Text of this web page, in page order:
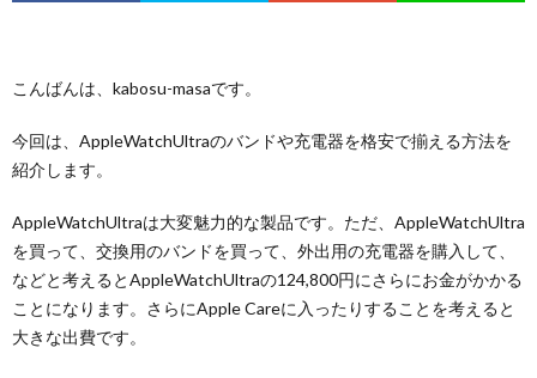
こんばんは、kabosu-masaです。
今回は、AppleWatchUltraのバンドや充電器を格安で揃える方法を
紹介します。
AppleWatchUltraは大変魅力的な製品です。ただ、AppleWatchUltra
を買って、交換用のバンドを買って、外出用の充電器を購入して、
などと考えるとAppleWatchUltraの124,800円にさらにお金がかかる
ことになります。さらにApple Careに入ったりすることを考えると
大きな出費です。